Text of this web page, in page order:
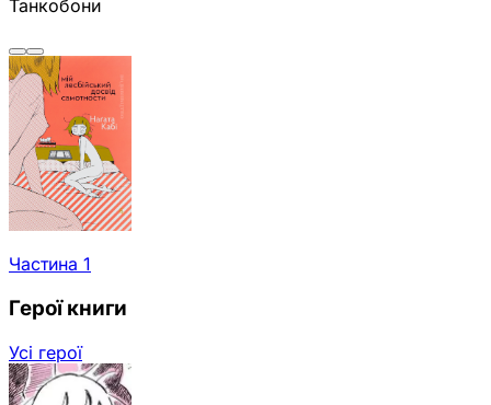
Танкобони
Частина 1
Герої книги
Усі герої